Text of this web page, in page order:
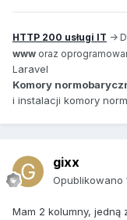
HTTP 200 usługi IT ->
www oraz
Laravel
Komory
i instalacji komory
gixx
Opublikowano
Mam 2 kolumny,